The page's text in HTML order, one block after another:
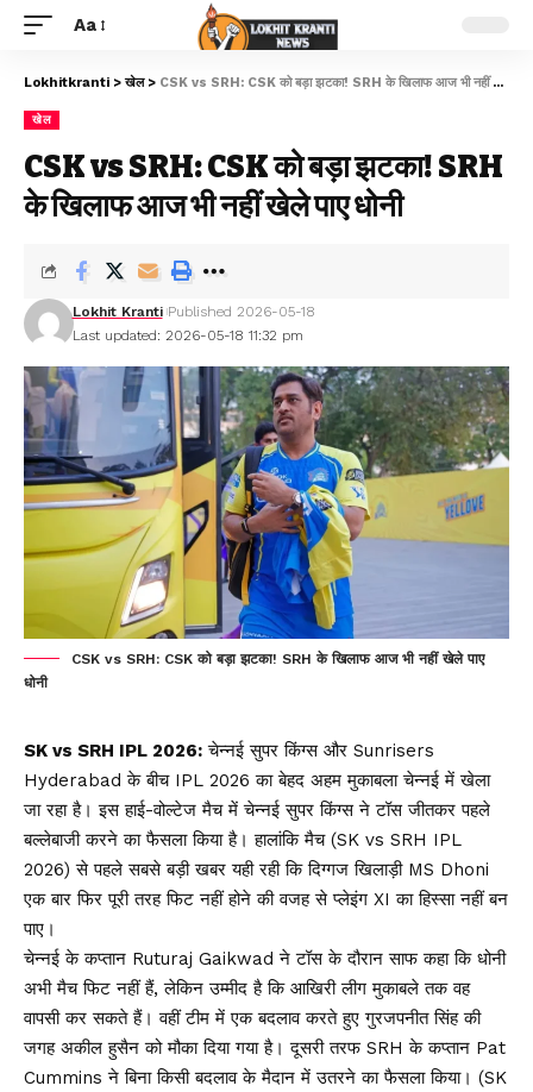
Aa
Lokhitkranti >खेल> CSK vs SRH: CSK को बड़ा झटका! SRH के खिलाफ आज भी नहीं खेले पाए धोनी
खेल
CSK vs SRH: CSK को बड़ा झटका! SRH
के खिलाफ आज भी नहीं खेले पाए धोनी
Last updated: 2026-05-18 11:32 pm
Lokhit Kranti Published 2026-05-18
CSK vs SRH: CSK को बड़ा झटका! SRH के खिलाफ आज भी नहीं खेले पाए
धोनी
SK vs SRH IPL 2026: चेन्नई सुपर किंग्स और Sunrisers
Hyderabad के बीच IPL 2026 का बेहद अहम मुकाबला चेन्नई में खेला
जा रहा है। इस हाई-वोल्टेज मैच में चेन्नई सुपर किंग्स ने टॉस जीतकर पहले
बल्लेबाजी करने का फैसला किया है। हालांकि मैच (SK vs SRH IPL
2026) से पहले सबसे बड़ी खबर यही रही कि दिग्गज खिलाड़ी MS Dhoni
एक बार फिर पूरी तरह फिट नहीं होने की वजह से प्लेइंग XI का हिस्सा नहीं बन
पाए।
चेन्नई के कप्तान Ruturaj Gaikwad ने टॉस के दौरान साफ कहा कि धोनी
अभी मैच फिट नहीं हैं, लेकिन उम्मीद है कि आखिरी लीग मुकाबले तक वह
वापसी कर सकते हैं। वहीं टीम में एक बदलाव करते हुए गुरजपनीत सिंह की
जगह अकील हुसैन को मौका दिया गया है। दूसरी तरफ SRH के कप्तान Pat
Cummins ने बिना किसी बदलाव के मैदान में उतरने का फैसला किया। (SK